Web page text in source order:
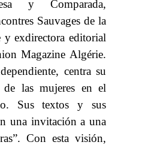
y​​ Comparada,
Sauvages de la
y exdirectora editorial
Magazine Algérie.
centra su
las mujeres en el
Sus textos y sus
una invitación a una
Con esta visión,